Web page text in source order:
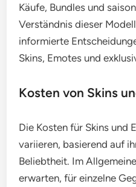
Käufe, Bundles und
Verständnis dieser
informierte
Skins, Emotes und
Kosten von Skins
Die Kosten für Skins und
variieren, basierend auf
Beliebtheit. Im
erwarten, für einzelne